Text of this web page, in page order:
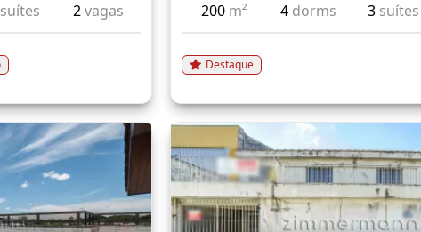
suítes 2vagas 200 m² 4 dorms 3 suítes
Destaque